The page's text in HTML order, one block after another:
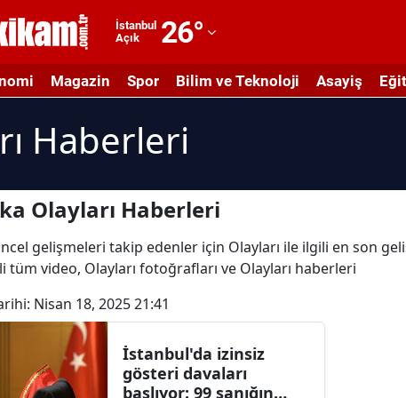
İstanbul
Açık
26°
Adıyaman
Afyonkarahisar
Amasya
Antalya
Artvin
Aydın
Balıkesir
Magazin Spor Bilim ve Teknoloji Asayiş
Haberleri
Olayları Haberleri
gelişmeleri takip edenler için Olayları ile ilgili en son
tüm video, Olayları fotoğrafları ve Olayları haberleri
Nisan 18, 2025 21:41
İstanbul'da izinsiz
gösteri davaları
başlıyor: 99 sanığın